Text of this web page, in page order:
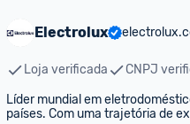
Electrolux
Loja verificada CNPJ
Líder mundial em
países. Com uma trajetória de